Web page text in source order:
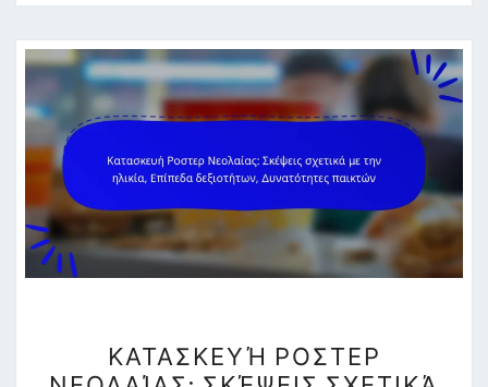
ΡΟΣΤΕΡ
ΚΑΤΑΣΚΕΥΉ ΡΟΣΤΕΡ